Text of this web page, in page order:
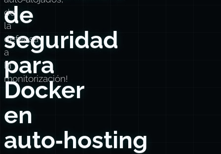
de
seguridad
para
Docker
en
auto‑hosting
de
la
defensa
a
la
monitorización!